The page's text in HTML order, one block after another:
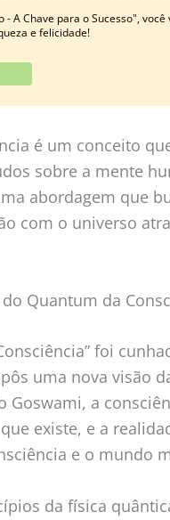
- A Chave para o Sucesso",
e felicidade!
é um conceito
sobre a mente
abordagem que
com o universo
Quantum da
foi
uma nova visão
Goswami, a
existe, e a
e o mundo
da física